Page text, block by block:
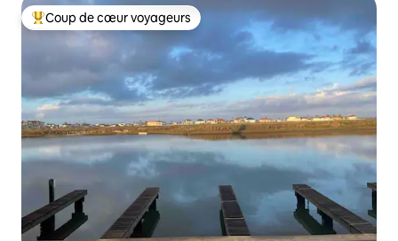
Coup de cœur voyageurs parmi les plus aimés
Coup de cœur voyageurs